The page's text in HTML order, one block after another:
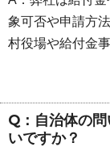
象可否や申請方
村役場や給付金
Q：自治体の
いですか？